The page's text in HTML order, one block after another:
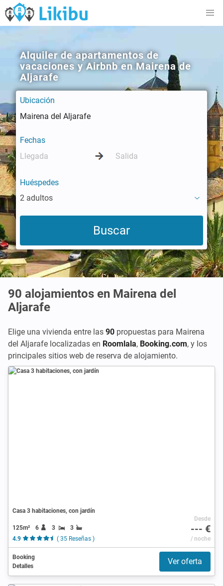
Alquiler de apartamentos de
vacaciones y Airbnb en Mairena de
Aljarafe
Ubicación
Fechas
Huéspedes
2 adultos
90 alojamientos en Mairena del
Aljarafe
Elige una vivienda entre las 90 propuestas para Mairena
del Aljarafe localizadas en Roomlala, Booking.com, y los
principales sitios web de reserva de alojamiento.
Casa 3 habitaciones, con jardín
125m² 6 3
3
4.9
( 35 Reseñas )
Desde
--- €
/ noche
Booking
Detalles
Ver oferta